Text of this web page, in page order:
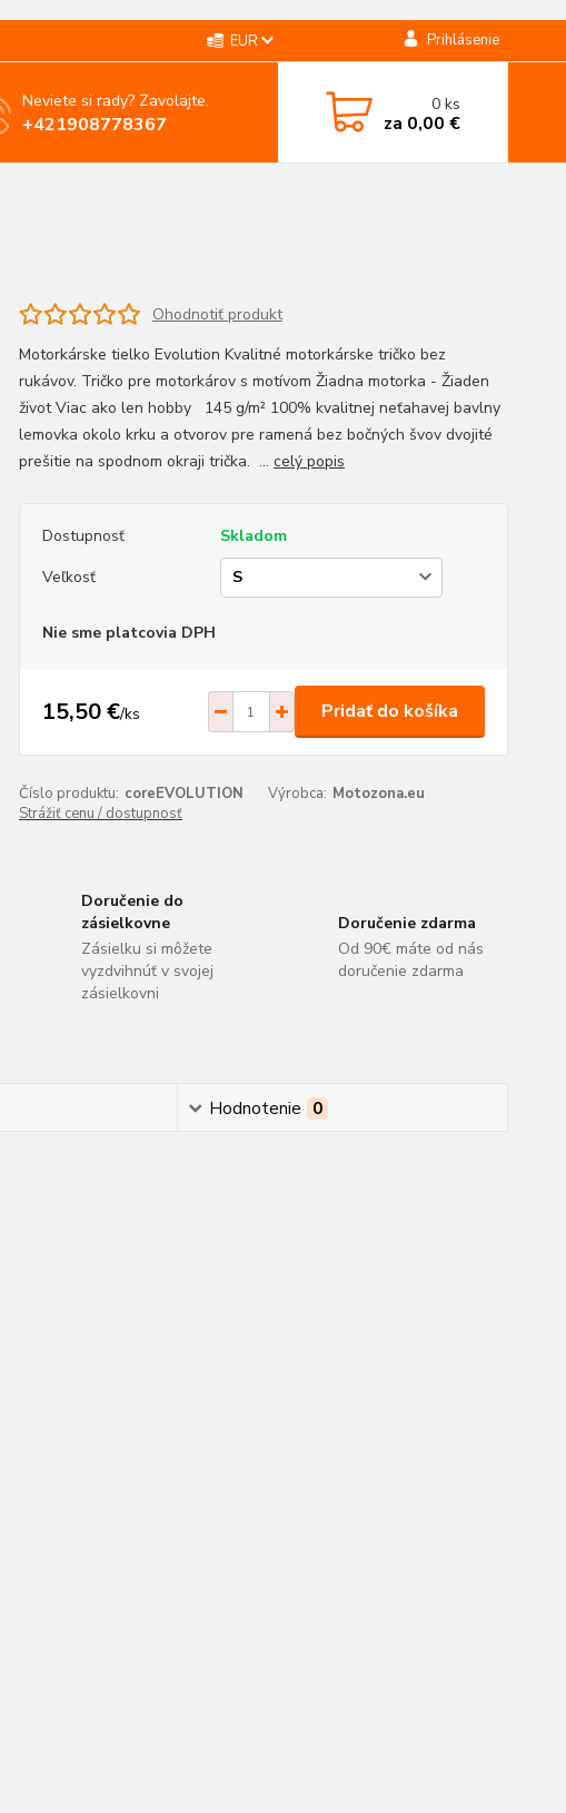
EUR Prihlásenie
Neviete si rady? Zavolajte.
+421908778367
0ks
za 0,00 €
Ohodnotiť produkt
Motorkárske tielko Evolution Kvalitné motorkárske tričko bez
rukávov. Tričko pre motorkárov s motívom Žiadna motorka - Žiaden
život Viac ako len hobby 145 g/m² 100% kvalitnej neťahavej bavlny
lemovka okolo krku a otvorov pre ramená bez bočných švov dvojité
prešitie na spodnom okraji trička. ... celý popis
Dostupnosť
Skladom
Veľkosť
Nie sme platcovia DPH
15,50 €/ks Pridať do košíka
Číslo produktu: coreEVOLUTION Výrobca: Motozona.eu
Strážiť cenu / dostupnosť
Doručenie do
zásielkovne
Zásielku si môžete
vyzdvihnúť v svojej
zásielkovni
Doručenie zdarma
Od 90€ máte od nás
doručenie zdarma
Hodnotenie 0